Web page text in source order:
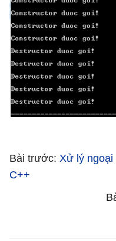
Bài trước: Xử lý ngoại
C++